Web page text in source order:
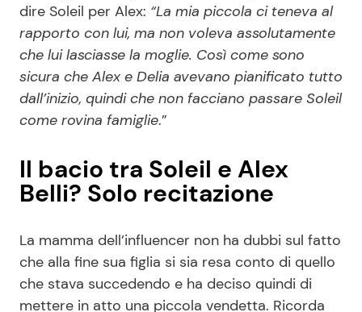
dire Soleil per Alex: “La mia piccola ci teneva al
rapporto con lui, ma non voleva assolutamente
che lui lasciasse la moglie. Così come sono
sicura che Alex e Delia avevano pianificato tutto
dall’inizio, quindi che non facciano passare Soleil
come rovina famiglie.”
Il bacio tra Soleil e Alex
Belli? Solo recitazione
La mamma dell’influencer non ha dubbi sul fatto
che alla fine sua figlia si sia resa conto di quello
che stava succedendo e ha deciso quindi di
mettere in atto una piccola vendetta. Ricorda